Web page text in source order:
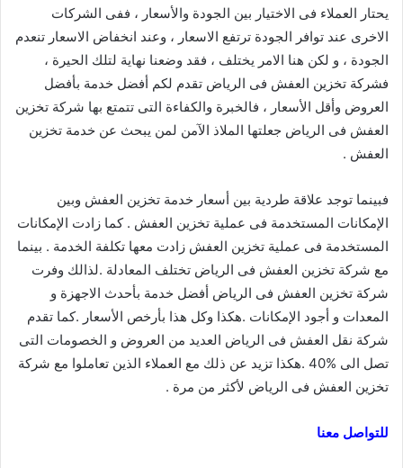
يحتار العملاء فى الاختيار بين الجودة والأسعار ، ففى الشركات
الاخرى عند توافر الجودة ترتفع الاسعار ، وعند انخفاض الاسعار تنعدم
الجودة ، و لكن هنا الامر يختلف ، فقد وضعنا نهاية لتلك الحيرة ،
فشركة تخزين العفش فى الرياض تقدم لكم أفضل خدمة بأفضل
العروض وأقل الأسعار ، فالخبرة والكفاءة التى تتمتع بها شركة تخزين
العفش فى الرياض جعلتها الملاذ الآمن لمن يبحث عن خدمة تخزين
العفش .
فبينما توجد علاقة طردية بين أسعار خدمة تخزين العفش وبين
الإمكانات المستخدمة فى عملية تخزين العفش . كما زادت الإمكانات
المستخدمة فى عملية تخزين العفش زادت معها تكلفة الخدمة . بينما
مع شركة تخزين العفش فى الرياض تختلف المعادلة .لذالك وفرت
شركة تخزين العفش فى الرياض أفضل خدمة بأحدث الاجهزة و
المعدات و أجود الإمكانات .هكذا وكل هذا بأرخص الأسعار .كما تقدم
شركة نقل العفش فى الرياض العديد من العروض و الخصومات التى
تصل الى %40 .هكذا تزيد عن ذلك مع العملاء الذين تعاملوا مع شركة
تخزين العفش فى الرياض لأكثر من مرة .
للتواصل معنا